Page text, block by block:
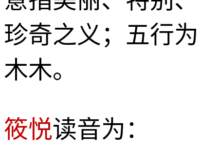
珍奇之义；五行为
木木。
筱悦读音为：